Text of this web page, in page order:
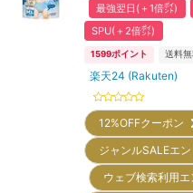
最強翌日(＋1倍㌽)
SPU(＋2倍㌽)
1599ポイント 送料
楽天24 (Rakuten)
12%OFFクーポン
ジャンルSALEエ
ウェブ検索利用